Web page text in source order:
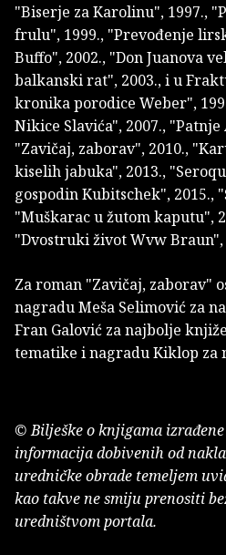
"Biserje za Karolinu", 1997.,
frulu", 1999., "Prevođenje
Buffo", 2002., "Don Juanova
balkanski rat", 2003., i u
kronika porodice Weber",
Nikice Slavića", 2007.,
"Zavičaj, zaborav", 2010.,
kiselih jabuka", 2013.,
gospodin Kubitschek", 2015.,
"Muškarac u žutom kaputu",
"Dvostruki život Wvw Braun",
Za roman "Zavičaj, zaborav"
nagradu Meša Selimović za
Fran Galović za najbolje
tematike i nagradu Kiklop za
© Bilješke o knjigama
informacija dobivenih od
uredničke obrade temeljem
kao takve ne smiju prenositi
uredništvom portala.